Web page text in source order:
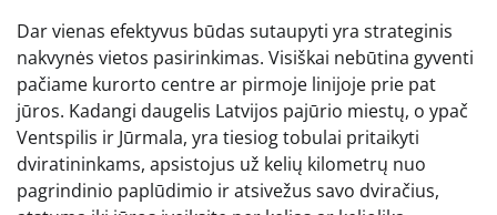
Dar vienas efektyvus būdas sutaupyti yra strateginis
nakvynės vietos pasirinkimas. Visiškai nebūtina gyventi
pačiame kurorto centre ar pirmoje linijoje prie pat
jūros. Kadangi daugelis Latvijos pajūrio miestų, o ypač
Ventspilis ir Jūrmala, yra tiesiog tobulai pritaikyti
dviratininkams, apsistojus už kelių kilometrų nuo
pagrindinio paplūdimio ir atsivežus savo dviračius,